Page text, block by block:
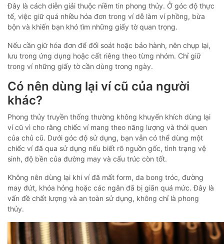
Đây là cách diễn giải thuộc niềm tin phong thủy. Ở góc độ thực
tế, việc giữ quá nhiều hóa đơn trong ví dễ làm ví phồng, bừa
bộn và khiến bạn khó tìm những giấy tờ quan trọng.
Nếu cần giữ hóa đơn để đối soát hoặc bảo hành, nên chụp lại,
lưu trong ứng dụng hoặc cất riêng theo từng nhóm. Chỉ giữ
trong ví những giấy tờ cần dùng trong ngày.
Có nên dùng lại ví cũ của người
khác?
Phong thủy truyền thống thường không khuyến khích dùng lại
ví cũ vì cho rằng chiếc ví mang theo năng lượng và thói quen
của chủ cũ. Dưới góc độ sử dụng, bạn vẫn có thể dùng một
chiếc ví đã qua sử dụng nếu biết rõ nguồn gốc, tình trạng vệ
sinh, độ bền của đường may và cấu trúc còn tốt.
Không nên dùng lại khi ví đã mất form, da bong tróc, đường
may đứt, khóa hỏng hoặc các ngăn đã bị giãn quá mức. Đây là
vấn đề chất lượng và an toàn sử dụng, không chỉ là phong
thủy.